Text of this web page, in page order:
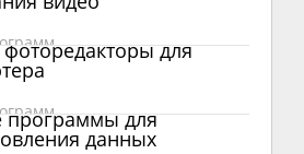
для
для
данных